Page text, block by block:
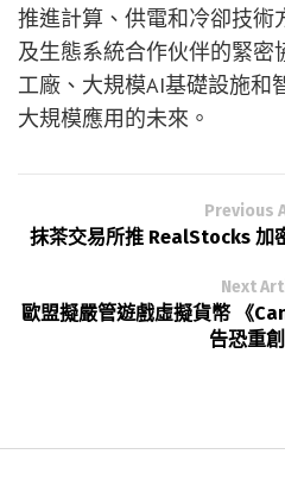
推進計算、供電和冷卻技術
及生態系統合作伙伴的緊密
工廠、大規模AI基礎設施和
大規模應用的未來。
Previous
抹茶交易所推 RealStocks 加
Next
歐盟擬嚴管遊戲虛擬貨幣 《
告恐重